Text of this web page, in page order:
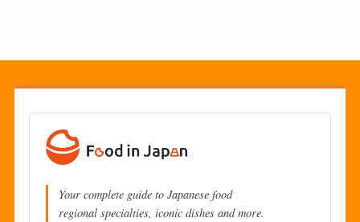
Your complete guide to Japanese food
regional specialties, iconic dishes and more.